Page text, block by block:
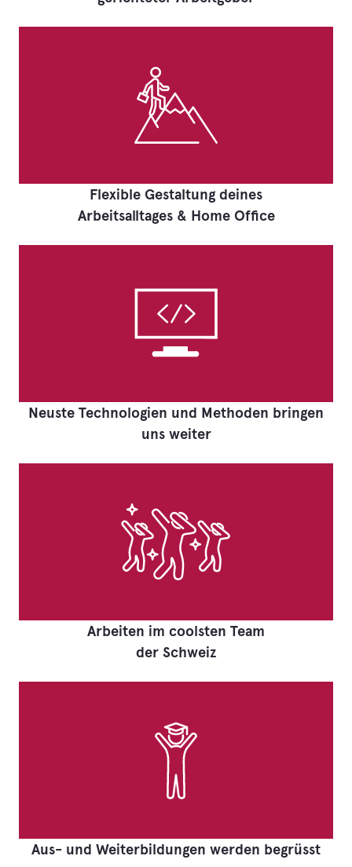
Flexible Gestaltung deines
Arbeitsalltages & Home Office
Neuste Technologien und Methoden bringen
uns weiter
Arbeiten im coolsten Team
der Schweiz
Aus- und Weiterbildungen werden begrüsst